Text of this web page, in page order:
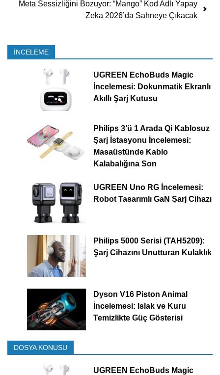
Meta Sessizliğini Bozuyor: “Mango” Kod Adlı Yapay
Zeka 2026’da Sahneye Çıkacak
İNCELEME
UGREEN EchoBuds Magic
İncelemesi: Dokunmatik Ekranlı
Akıllı Şarj Kutusu
Philips 3’ü 1 Arada Qi Kablosuz
Şarj İstasyonu İncelemesi:
Masaüstünde Kablo
Kalabalığına Son
UGREEN Uno RG İncelemesi:
Robot Tasarımlı GaN Şarj Cihazı
Philips 5000 Serisi (TAH5209):
Şarj Cihazını Unutturan Kulaklık
Dyson V16 Piston Animal
İncelemesi: Islak ve Kuru
Temizlikte Güç Gösterisi
DOSYA KONUSU
UGREEN EchoBuds Magic